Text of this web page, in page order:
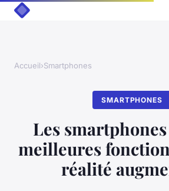
Accueil›Smartphones
SMARTPHONES
Les
meilleures
réalité